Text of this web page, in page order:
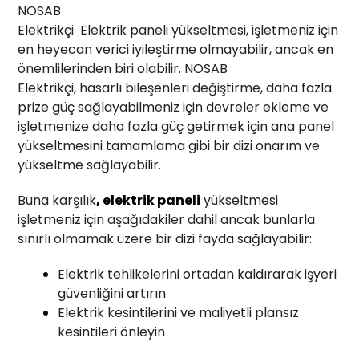
NOSAB
Elektrikçi Elektrik paneli yükseltmesi, işletmeniz için
en heyecan verici iyileştirme olmayabilir, ancak en
önemlilerinden biri olabilir. NOSAB
Elektrikçi, hasarlı bileşenleri değiştirme, daha fazla
prize güç sağlayabilmeniz için devreler ekleme ve
işletmenize daha fazla güç getirmek için ana panel
yükseltmesini tamamlama gibi bir dizi onarım ve
yükseltme sağlayabilir.
Buna karşılık, elektrik paneli yükseltmesi
işletmeniz için aşağıdakiler dahil ancak bunlarla
sınırlı olmamak üzere bir dizi fayda sağlayabilir:
Elektrik tehlikelerini ortadan kaldırarak işyeri
güvenliğini artırın
Elektrik kesintilerini ve maliyetli plansız
kesintileri önleyin